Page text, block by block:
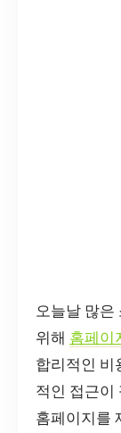
오늘날 많은
위해 홈페이
합리적인 비
적인 접근이
홈페이지를